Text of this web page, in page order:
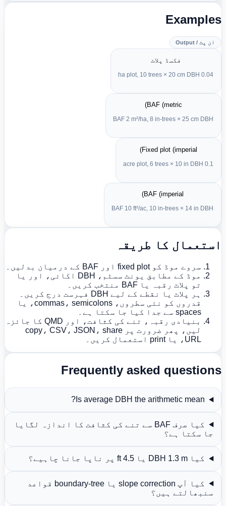
ان پٹ / Output
فکسڈ پلاٹ
0.04 ha plot, 10 trees × 20 cm DBH
BAF (metric)
BAF 2 m²/ha, 8 in-trees × 25 cm DBH
Fixed plot (imperial)
BAF (imperial)
BAF 10 ft²/ac, 10 in-trees × 14 in DBH
کا طریقہ
سروے موڈ کو fixed plot اور BAF کے درمیان بدلیں۔
موڈ کے مطابق یونٹ سسٹم، DBH اکائی، اور یا
تو پلاٹ رقبہ یا BAF منتخب کریں۔
ہر پلاٹ یا نقطے کے لیے DBH فہرست درج کریں۔
قدروں کو نئی سطروں، commas، semicolons، یا
spaces سے جدا کیا جا سکتا ہے۔
بنیادی رقبہ، تنے کی کثافت، اور QMD کا جائزہ
لیں، پھر ضرورت پر copy، CSV، JSON، share
URL، یا print استعمال کریں۔
Frequently asked
Is average DBH the arithmetic mean?
کیا صرف BAF سے تنے کی کثافت کا اندازہ لگایا
جا سکتا ہے؟
کیا DBH 1.3 m یا 4.5 ft پر ناپا جانا چاہیے؟
کیا آپ slope correction یا boundary-tree قواعد
سنبھالتے ہیں؟